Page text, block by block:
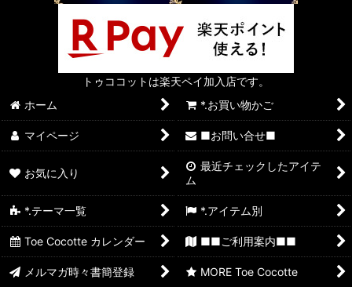
トゥココットは楽天ペイ加入店です。
ホーム
*.お買い物かご
マイページ ■お問い合せ■
お気に入り
最近チェックしたアイテ
ム
*.テーマ一覧 *.アイテム別
Toe Cocotte カレンダー ■■ご利用案内■■
メルマガ時々書簡登録 MORE Toe Cocotte